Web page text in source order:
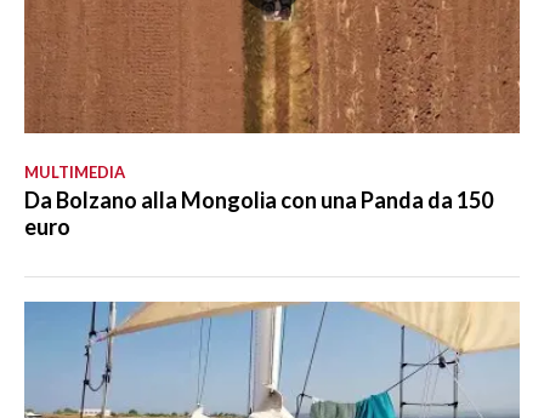
MULTIMEDIA
Da Bolzano alla Mongolia con una Panda da 150
euro